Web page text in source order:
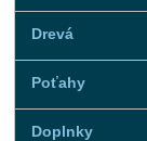
Drevá
Poťahy
Doplnky